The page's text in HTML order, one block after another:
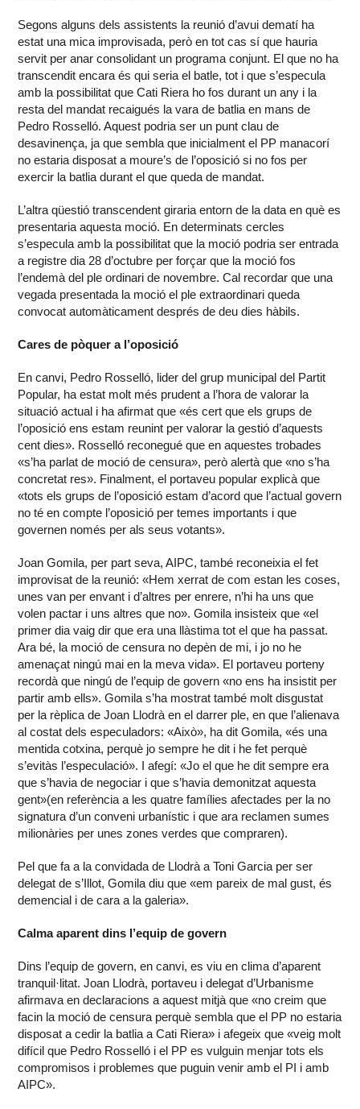
Segons alguns dels assistents la reunió d’avui dematí ha
estat una mica improvisada, però en tot cas sí que hauria
servit per anar consolidant un programa conjunt. El que no ha
transcendit encara és qui seria el batle, tot i que s’especula
amb la possibilitat que Cati Riera ho fos durant un any i la
resta del mandat recaigués la vara de batlia en mans de
Pedro Rosselló. Aquest podria ser un punt clau de
desavinença, ja que sembla que inicialment el PP manacorí
no estaria disposat a moure’s de l’oposició si no fos per
exercir la batlia durant el que queda de mandat.
L’altra qüestió transcendent giraria entorn de la data en què es
presentaria aquesta moció. En determinats cercles
s’especula amb la possibilitat que la moció podria ser entrada
a registre dia 28 d’octubre per forçar que la moció fos
l’endemà del ple ordinari de novembre. Cal recordar que una
vegada presentada la moció el ple extraordinari queda
convocat automàticament després de deu dies hàbils.
Cares de pòquer a l’oposició
En canvi, Pedro Rosselló, lider del grup municipal del Partit
Popular, ha estat molt més prudent a l’hora de valorar la
situació actual i ha afirmat que «és cert que els grups de
l’oposició ens estam reunint per valorar la gestió d’aquests
cent dies». Rosselló reconegué que en aquestes trobades
«s’ha parlat de moció de censura», però alertà que «no s’ha
concretat res». Finalment, el portaveu popular explicà que
«tots els grups de l’oposició estam d’acord que l’actual govern
no té en compte l’oposició per temes importants i que
governen només per als seus votants».
Joan Gomila, per part seva, AIPC, també reconeixia el fet
improvisat de la reunió: «Hem xerrat de com estan les coses,
unes van per envant i d’altres per enrere, n’hi ha uns que
volen pactar i uns altres que no». Gomila insisteix que «el
primer dia vaig dir que era una llàstima tot el que ha passat.
Ara bé, la moció de censura no depèn de mi, i jo no he
amenaçat ningú mai en la meva vida». El portaveu porteny
recordà que ningú de l’equip de govern «no ens ha insistit per
partir amb ells». Gomila s’ha mostrat també molt disgustat
per la rèplica de Joan Llodrà en el darrer ple, en que l’alienava
al costat dels especuladors: «Això», ha dit Gomila, «és una
mentida cotxina, perquè jo sempre he dit i he fet perquè
s’evitàs l’especulació». I afegí: «Jo el que he dit sempre era
que s’havia de negociar i que s’havia demonitzat aquesta
gent»(en referència a les quatre famílies afectades per la no
signatura d’un conveni urbanístic i que ara reclamen sumes
milionàries per unes zones verdes que compraren).
Pel que fa a la convidada de Llodrà a Toni Garcia per ser
delegat de s’Illot, Gomila diu que «em pareix de mal gust, és
demencial i de cara a la galeria».
Calma aparent dins l’equip de govern
Dins l’equip de govern, en canvi, es viu en clima d’aparent
tranquil·litat. Joan Llodrà, portaveu i delegat d’Urbanisme
afirmava en declaracions a aquest mitjà que «no creim que
facin la moció de censura perquè sembla que el PP no estaria
disposat a cedir la batlia a Cati Riera» i afegeix que «veig molt
difícil que Pedro Rosselló i el PP es vulguin menjar tots els
compromisos i problemes que puguin venir amb el PI i amb
AIPC».